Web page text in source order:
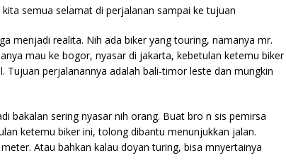
semua selamat di perjalanan sampai ke tujuan
menjadi realita. Nih ada biker yang touring, namanya mr.
mau ke bogor, nyasar di jakarta, kebetulan ketemu biker
perjalanannya adalah bali-timor leste dan mungkin
bakalan sering nyasar nih orang. Buat bro n sis pemirsa
ketemu biker ini, tolongdibantu menunjukkan jalan.
Atau bahkan kalau doyan turing, bisa mnyertainya